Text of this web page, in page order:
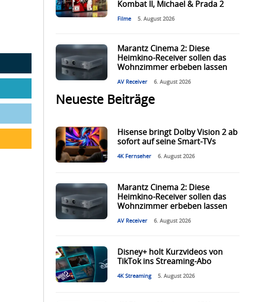
Kombat II, Michael & Prada 2
Filme 5. August 2026
Marantz Cinema 2: Diese
Heimkino-Receiver sollen das
Wohnzimmer erbeben lassen
AV Receiver 6. August 2026
Neueste Beiträge
Hisense bringt Dolby Vision 2 ab
sofort auf seine Smart-TVs
4K Fernseher 6. August 2026
Marantz Cinema 2: Diese
Heimkino-Receiver sollen das
Wohnzimmer erbeben lassen
AV Receiver 6. August 2026
Disney+ holt Kurzvideos von
TikTok ins Streaming-Abo
4K Streaming 5. August 2026